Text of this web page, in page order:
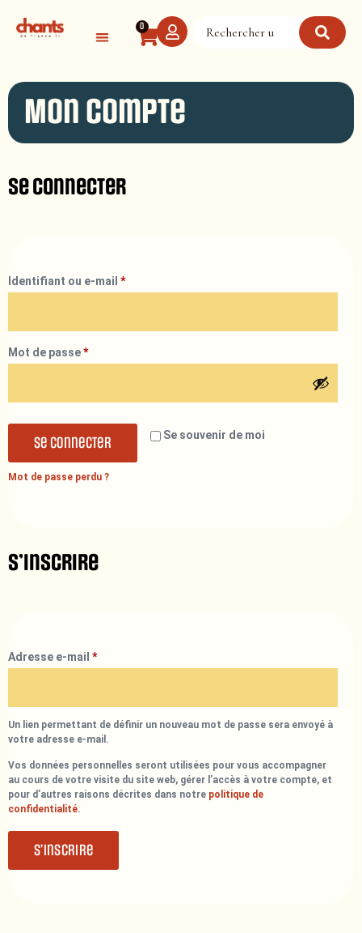
0
Mon compte
Se connecter
Identifiant ou e-mail *
Mot de passe*
Se souvenir de moi
Se connecter
Mot de passe perdu ?
S’inscrire
Adresse e-mail *
Un lien permettant de définir un nouveau mot de passe sera envoyé à
votre adresse e-mail.
Vos données personnelles seront utilisées pour vous accompagner
au cours de votre visite du site web, gérer l’accès à votre compte, et
pour d’autres raisons décrites dans notre politique de
confidentialité.
S’inscrire